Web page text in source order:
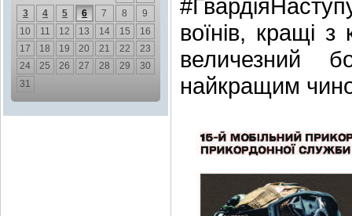
3
4 5 6 7 8
9
10
11 12 13 14 15
16
17
18 19 20 21 22
23
24
25 26 27 28 29
30
31
воїнів, кращі
величезний
найкращим